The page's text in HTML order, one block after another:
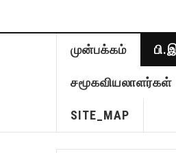
முன்பக்கம்
சமூகவியலாளர்கள்
SITE_MAP